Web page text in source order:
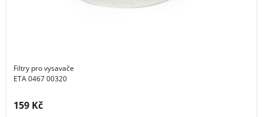
Filtry pro vysavače
ETA 0467 00320
Cena s DPH:
159 Kč